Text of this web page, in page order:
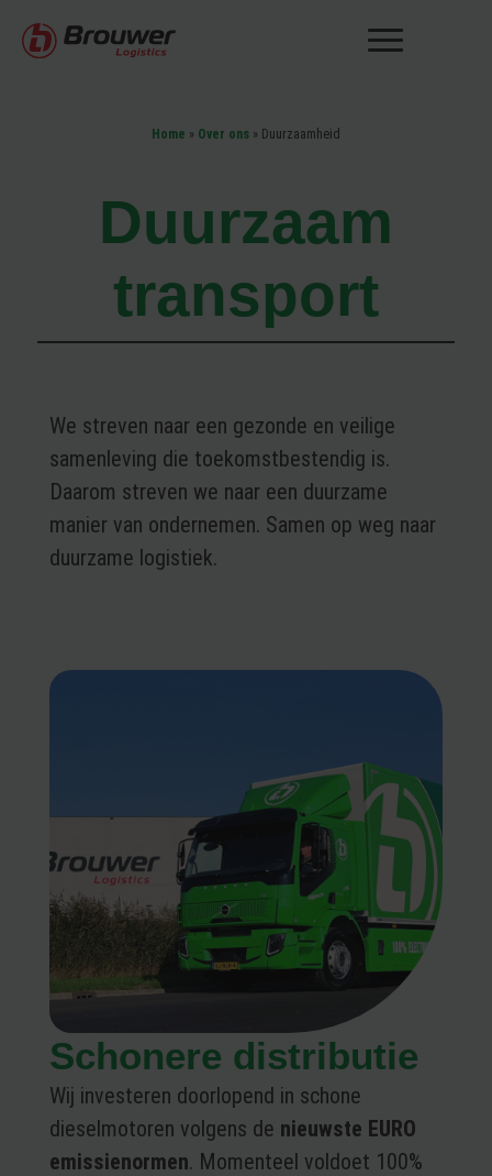
Home » Over ons » Duurzaamheid
Duurzaam
transport
We streven naar een gezonde en veilige
samenleving die toekomstbestendig is.
Daarom streven we naar een duurzame
manier van ondernemen. Samen op weg naar
duurzame logistiek.
Schonere distributie
Wij investeren doorlopend in schone
dieselmotoren volgens de nieuwste EURO
emissienormen. Momenteel voldoet 100%